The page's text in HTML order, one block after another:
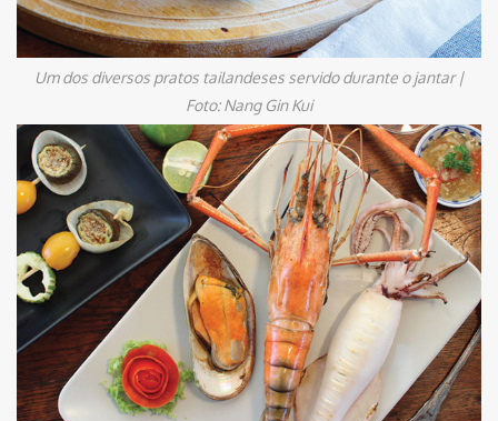
Um dos diversos pratos tailandeses servido durante o jantar |
Foto: Nang Gin Kui